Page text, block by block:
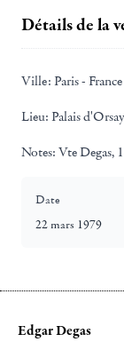
Détails de la
Ville: Paris - France
Lieu: Palais d'Orsay
Notes: Vte Degas,
Date
22 mars 1979
Edgar Degas